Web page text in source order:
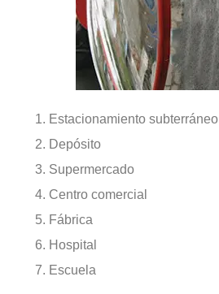
Estacionamiento subterráneo
Depósito
Supermercado
Centro comercial
Fábrica
Hospital
Escuela